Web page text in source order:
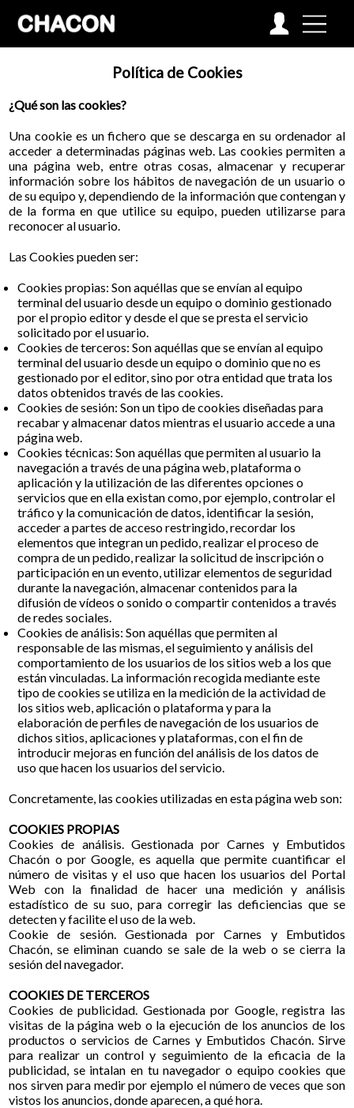
Política de Cookies
¿Qué son las cookies?
Una cookie es un fichero que se descarga en su ordenador al
acceder a determinadas páginas web. Las cookies permiten a
una página web, entre otras cosas, almacenar y recuperar
información sobre los hábitos de navegación de un usuario o
de su equipo y, dependiendo de la información que contengan y
de la forma en que utilice su equipo, pueden utilizarse para
reconocer al usuario.
Las Cookies pueden ser:
Cookies propias: Son aquéllas que se envían al equipo
terminal del usuario desde un equipo o dominio gestionado
por el propio editor y desde el que se presta el servicio
solicitado por el usuario.
Cookies de terceros: Son aquéllas que se envían al equipo
terminal del usuario desde un equipo o dominio que no es
gestionado por el editor, sino por otra entidad que trata los
datos obtenidos través de las cookies.
Cookies de sesión: Son un tipo de cookies diseñadas para
recabar y almacenar datos mientras el usuario accede a una
página web.
Cookies técnicas: Son aquéllas que permiten al usuario la
navegación a través de una página web, plataforma o
aplicación y la utilización de las diferentes opciones o
servicios que en ella existan como, por ejemplo, controlar el
tráfico y la comunicación de datos, identificar la sesión,
acceder a partes de acceso restringido, recordar los
elementos que integran un pedido, realizar el proceso de
compra de un pedido, realizar la solicitud de inscripción o
participación en un evento, utilizar elementos de seguridad
durante la navegación, almacenar contenidos para la
difusión de vídeos o sonido o compartir contenidos a través
de redes sociales.
Cookies de análisis: Son aquéllas que permiten al
responsable de las mismas, el seguimiento y análisis del
comportamiento de los usuarios de los sitios web a los que
están vinculadas. La información recogida mediante este
tipo de cookies se utiliza en la medición de la actividad de
los sitios web, aplicación o plataforma y para la
elaboración de perfiles de navegación de los usuarios de
dichos sitios, aplicaciones y plataformas, con el fin de
introducir mejoras en función del análisis de los datos de
uso que hacen los usuarios del servicio.
Concretamente, las cookies utilizadas en esta página web son:
COOKIES PROPIAS
Cookies de análisis. Gestionada por Carnes y Embutidos
Chacón o por Google, es aquella que permite cuantificar el
número de visitas y el uso que hacen los usuarios del Portal
Web con la finalidad de hacer una medición y análisis
estadístico de su suo, para corregir las deficiencias que se
detecten y facilite el uso de la web.
Cookie de sesión. Gestionada por Carnes y Embutidos
Chacón, se eliminan cuando se sale de la web o se cierra la
sesión del navegador.
COOKIES DE TERCEROS
Cookies de publicidad. Gestionada por Google, registra las
visitas de la página web o la ejecución de los anuncios de los
productos o servicios de Carnes y Embutidos Chacón. Sirve
para realizar un control y seguimiento de la eficacia de la
publicidad, se intalan en tu navegador o equipo cookies que
nos sirven para medir por ejemplo el número de veces que son
vistos los anuncios, donde aparecen, a qué hora.